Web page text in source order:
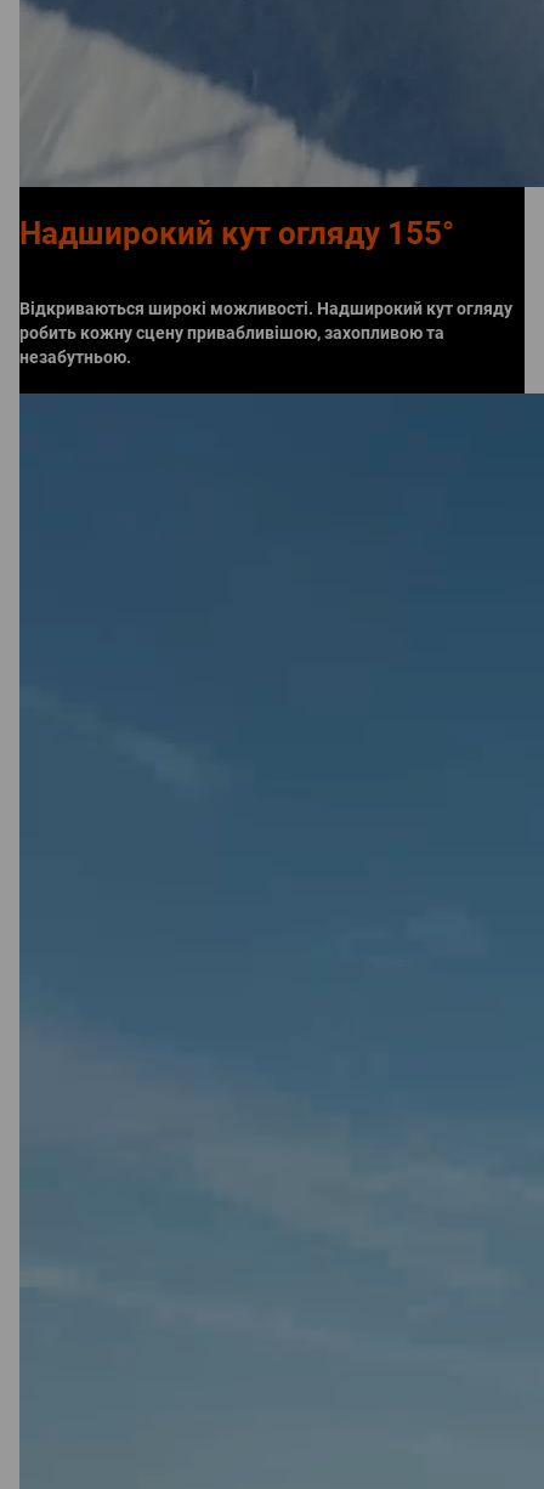
Надширокий кут огляду 155°
Відкриваються широкі можливості. Надширокий кут огляду
робить кожну сцену привабливішою, захопливою та
незабутньою.